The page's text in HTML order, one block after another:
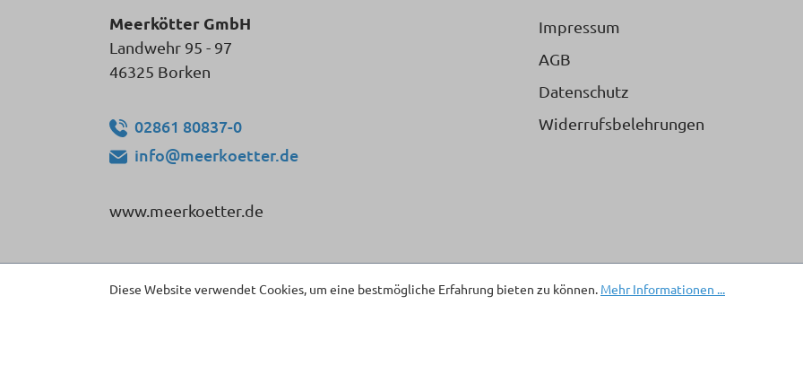
Meerkötter GmbH
Landwehr 95 - 97
46325 Borken
02861 80837-0
info@meerkoetter.de
www.meerkoetter.de
Impressum
AGB
Datenschutz
Widerrufsbelehrungen
und ggf. Nachnahmegebühren,
Diese Website verwendet Cookies, um eine bestmögliche Erfahrung bieten zu können. Mehr Informationen ...